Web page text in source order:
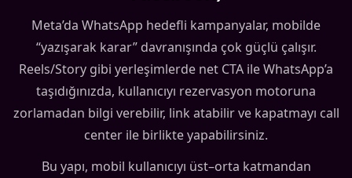
Meta’da WhatsApp hedefli kampanyalar, mobilde
“yazışarak karar” davranışında çok güçlü çalışır.
Reels/Story gibi yerleşimlerde net CTA ile WhatsApp’a
taşıdığınızda, kullanıcıyı rezervasyon motoruna
zorlamadan bilgi verebilir, link atabilir ve kapatmayı call
center ile birlikte yapabilirsiniz.
Bu yapı, mobil kullanıcıyı üst–orta katmandan